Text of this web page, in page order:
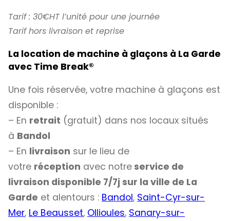
Tarif : 30€HT l’unité pour une journée
Tarif hors livraison et reprise
La location de machine à glaçons à La Garde
avec Time Break®
Une fois réservée, votre machine à glaçons est
disponible :
– En retrait (gratuit) dans nos locaux situés
à Bandol
– En livraison sur le lieu de
votre réception avec notre service de
livraison disponible 7/7j sur la ville de La
Garde et alentours : Bandol, Saint-Cyr-sur-
Mer, Le Beausset, Ollioules, Sanary-sur-